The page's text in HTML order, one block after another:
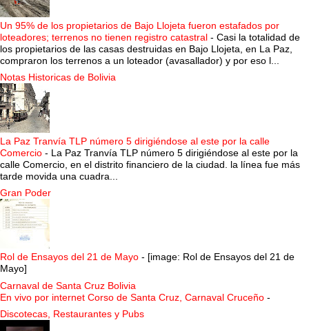
Un 95% de los propietarios de Bajo Llojeta fueron estafados por
loteadores; terrenos no tienen registro catastral - Casi la totalidad de
los propietarios de las casas destruidas en Bajo Llojeta, en La Paz,
compraron los terrenos a un loteador (avasallador) y por eso l...
Notas Historicas de Bolivia
La Paz Tranvía TLP número 5 dirigiéndose al este por la calle
Comercio - La Paz Tranvía TLP número 5 dirigiéndose al este por la
calle Comercio, en el distrito financiero de la ciudad. la línea fue más
tarde movida una cuadra...
Gran Poder
Rol de Ensayos del 21 de Mayo - [image: Rol de Ensayos del 21 de
Mayo]
Carnaval de Santa Cruz Bolivia
En vivo por internet Corso de Santa Cruz, Carnaval Cruceño -
Discotecas, Restaurantes y Pubs